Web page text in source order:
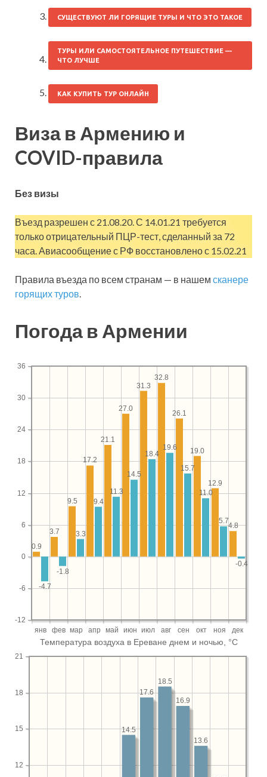
СУЩЕСТВУЮТ ЛИ ГОРЯЩИЕ ТУРЫ И ЧТО ЭТО ТАКОЕ
ТУРЫ ИЛИ САМОСТОЯТЕЛЬНОЕ ПУТЕШЕСТВИЕ —
ЧТО ЛУЧШЕ
КАК КУПИТЬ ТУР ОНЛАЙН
Виза в Армению и
COVID-правила
Без визы
Въезд разрешен с 21.08.20. С 14.01.21 требуется
только отрицательный ПЦР-тест, сделанный за 72
часа. Авиасообщение с РФ восстановлено с 15.02.21
Правила въезда по всем странам — в нашем сканере
горящих туров.
Погода в Армении